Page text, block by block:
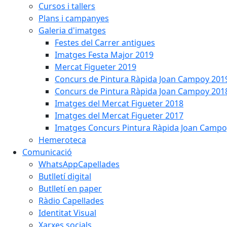
Cursos i tallers
Plans i campanyes
Galeria d'imatges
Festes del Carrer antigues
Imatges Festa Major 2019
Mercat Figueter 2019
Concurs de Pintura Ràpida Joan Campoy
Concurs de Pintura Ràpida Joan Campoy
Imatges del Mercat Figueter 2018
Imatges del Mercat Figueter 2017
Imatges Concurs Pintura Ràpida Joan
Hemeroteca
Comunicació
WhatsAppCapellades
Butlletí digital
Butlletí en paper
Ràdio Capellades
Identitat Visual